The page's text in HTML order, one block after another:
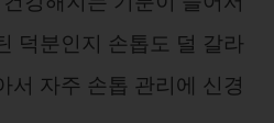
덕분인지 손톱도 덜 갈라
서 자주 손톱 관리에 신경